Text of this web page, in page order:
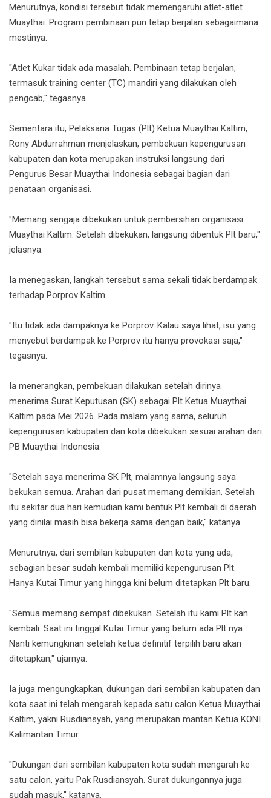
Menurutnya, kondisi tersebut tidak memengaruhi atlet-atlet
Muaythai. Program pembinaan pun tetap berjalan sebagaimana
mestinya.
"Atlet Kukar tidak ada masalah. Pembinaan tetap berjalan,
termasuk training center (TC) mandiri yang dilakukan oleh
pengcab," tegasnya.
Sementara itu, Pelaksana Tugas (Plt) Ketua Muaythai Kaltim,
Rony Abdurrahman menjelaskan, pembekuan kepengurusan
kabupaten dan kota merupakan instruksi langsung dari
Pengurus Besar Muaythai Indonesia sebagai bagian dari
penataan organisasi.
"Memang sengaja dibekukan untuk pembersihan organisasi
Muaythai Kaltim. Setelah dibekukan, langsung dibentuk Plt baru,"
jelasnya.
Ia menegaskan, langkah tersebut sama sekali tidak berdampak
terhadap Porprov Kaltim.
"Itu tidak ada dampaknya ke Porprov. Kalau saya lihat, isu yang
menyebut berdampak ke Porprov itu hanya provokasi saja,"
tegasnya.
Ia menerangkan, pembekuan dilakukan setelah dirinya
menerima Surat Keputusan (SK) sebagai Plt Ketua Muaythai
Kaltim pada Mei 2026. Pada malam yang sama, seluruh
kepengurusan kabupaten dan kota dibekukan sesuai arahan dari
PB Muaythai Indonesia.
"Setelah saya menerima SK Plt, malamnya langsung saya
bekukan semua. Arahan dari pusat memang demikian. Setelah
itu sekitar dua hari kemudian kami bentuk Plt kembali di daerah
yang dinilai masih bisa bekerja sama dengan baik," katanya.
Menurutnya, dari sembilan kabupaten dan kota yang ada,
sebagian besar sudah kembali memiliki kepengurusan Plt.
Hanya Kutai Timur yang hingga kini belum ditetapkan Plt baru.
"Semua memang sempat dibekukan. Setelah itu kami Plt kan
kembali. Saat ini tinggal Kutai Timur yang belum ada Plt nya.
Nanti kemungkinan setelah ketua definitif terpilih baru akan
ditetapkan," ujarnya.
Ia juga mengungkapkan, dukungan dari sembilan kabupaten dan
kota saat ini telah mengarah kepada satu calon Ketua Muaythai
Kaltim, yakni Rusdiansyah, yang merupakan mantan Ketua KONI
Kalimantan Timur.
"Dukungan dari sembilan kabupaten kota sudah mengarah ke
satu calon, yaitu Pak Rusdiansyah. Surat dukungannya juga
sudah masuk," katanya.